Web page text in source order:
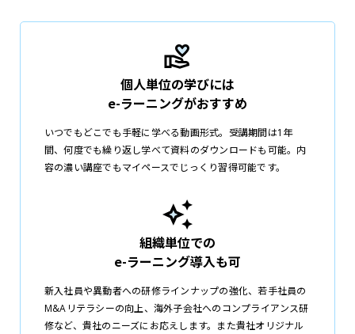
個人単位の学びには
e-ラーニングがおすすめ
いつでもどこでも手軽に学べる動画形式。受講期間は1年
間、何度でも繰り返し学べて資料のダウンロードも可能。内
容の濃い講座でもマイペースでじっくり習得可能です。
組織単位での
e-ラーニング導入も可
新入社員や異動者への研修ラインナップの強化、若手社員の
M&Aリテラシーの向上、海外子会社へのコンプライアンス研
修など、貴社のニーズにお応えします。また貴社オリジナル